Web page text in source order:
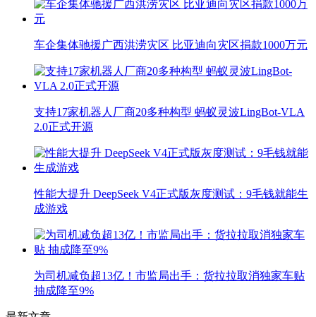
车企集体驰援广西洪涝灾区 比亚迪向灾区捐款1000万元
支持17家机器人厂商20多种构型 蚂蚁灵波LingBot-VLA
2.0正式开源
性能大提升 DeepSeek V4正式版灰度测试：9毛钱就能生
成游戏
为司机减负超13亿！市监局出手：货拉拉取消独家车贴
抽成降至9%